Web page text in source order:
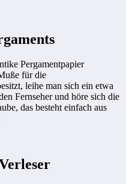
Pergamentpapier
für die
leihe man sich ein etwa
Fernseher und höre sich die
das besteht einfach aus